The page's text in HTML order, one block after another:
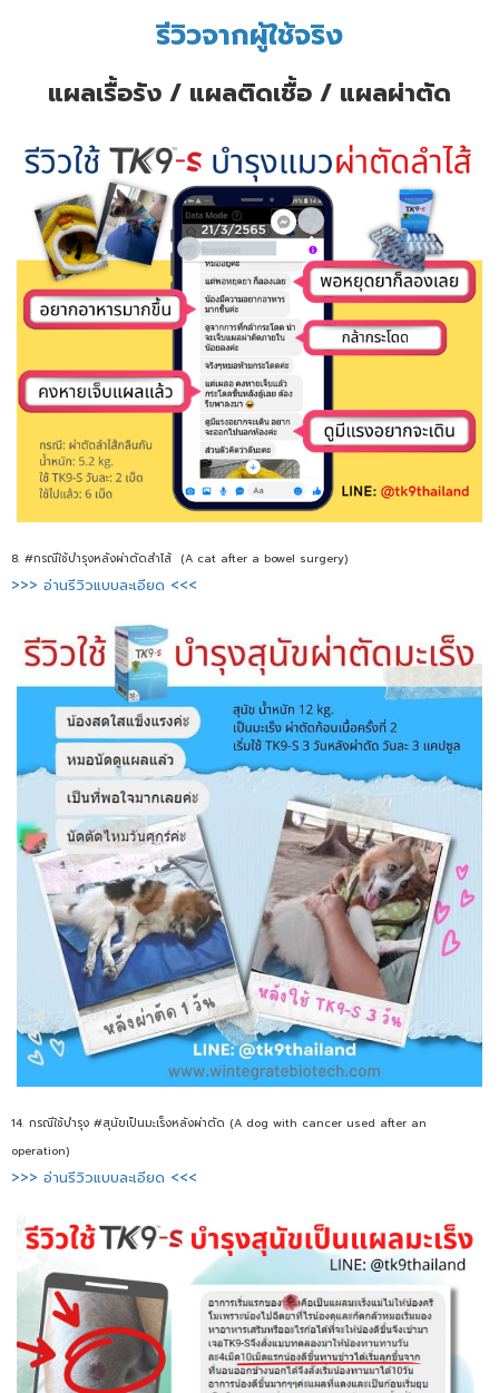
รีวิวจากผู้ใช้จริง
แผลเรื้อรัง / แผลติดเชื้อ / แผลผ่าตัด
8. #กรณีใช้บำรุงหลังผ่าตัดสำไส้ (A cat after a bowel surgery)
>>> อ่านรีวิวแบบละเอียด <<<
14. กรณีใช้บำรุง #สุนัขเป็นมะเร็งหลังผ่าตัด (A dog with cancer used after an
operation)
>>> อ่านรีวิวแบบละเอียด <<<